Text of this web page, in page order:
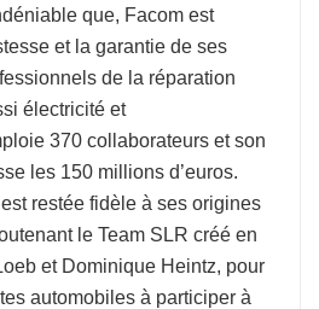
que, Facom est
et la garantie de ses
de la réparation
électricité et
370 collaborateurs et son
les 150 millions d’euros.
est restée fidèle à ses origines
le Team SLR créé en
et Dominique Heintz, pour
automobiles à participer à